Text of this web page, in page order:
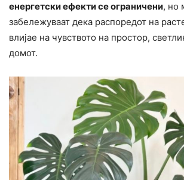
енергетски ефекти се ограничени, но
забележуваат дека распоредот на
влијае на чувството на простор,
домот.